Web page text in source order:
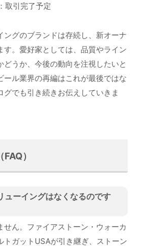
：取引完了予定
ングのブランドは存続し、新オーナ
す。愛好家としては、品質やライン
どうか、今後の動向を注視したいと
ール業界の再編はこれが最後ではな
グでも引き続きお伝えしていきま
）
ューイングはなくなるのです
せん。ファイアストーン・ウォーカ
トガットUSAが引き継ぎ、ストーン